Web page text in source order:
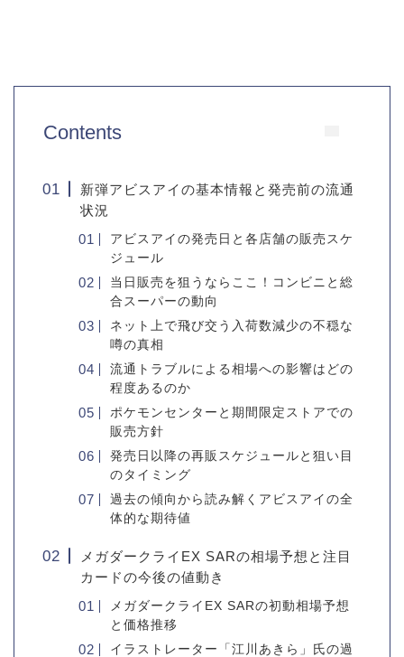
Contents
新弾アビスアイの基本情報と発売前の流通
状況
アビスアイの発売日と各店舗の販売スケ
ジュール
当日販売を狙うならここ！コンビニと総
合スーパーの動向
ネット上で飛び交う入荷数減少の不穏な
噂の真相
流通トラブルによる相場への影響はどの
程度あるのか
ポケモンセンターと期間限定ストアでの
販売方針
発売日以降の再販スケジュールと狙い目
のタイミング
過去の傾向から読み解くアビスアイの全
体的な期待値
メガダークライEX SARの相場予想と注目
カードの今後の値動き
メガダークライEX SARの初動相場予想
と価格推移
イラストレーター「江川あきら」氏の過